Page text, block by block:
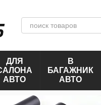
ДЛЯ
АВТО
В
БАГАЖНИК
АВТО